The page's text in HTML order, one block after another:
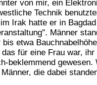
von mir, ein
Technik
Irak hatte er in
Männer
etwa
für eine Frau war,
beklemmend
die dabei